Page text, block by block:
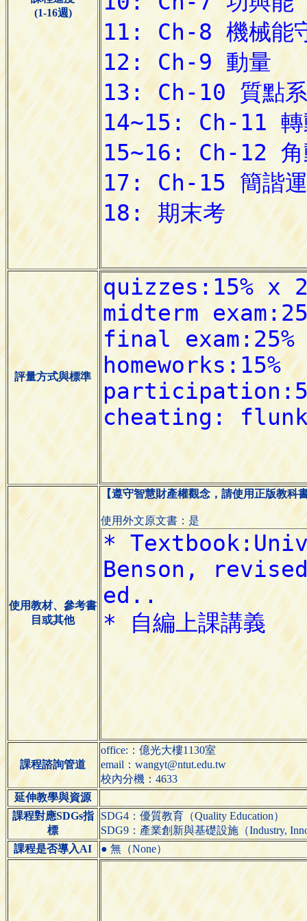
(1-16週)
評量方式與標準
使用教材、參考書
目或其他
【遵守智慧財產權觀念，請使用正版教科
使用外文原文書：是
課程諮詢管道
office:：億光大樓1130室
email：wangyt@ntut.edu.tw
校內分機：4633
延伸教學與資源
課程對應SDGs指
標
SDG4：優質教育（Quality Education）
SDG9：產業創新與基礎設施（Industry,
課程是否導入AI
● 無（None）